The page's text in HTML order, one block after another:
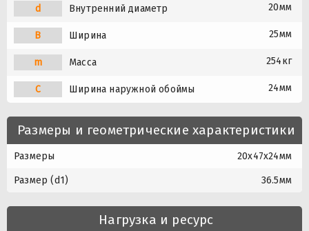
d Внутренний диаметр 20мм
B Ширина 25мм
m Масса 254кг
C Ширина наружной обоймы 24мм
Размеры и геометрические характеристики
Размеры 20x47x24мм
Размер (d1) 36.5мм
Нагрузка и ресурс